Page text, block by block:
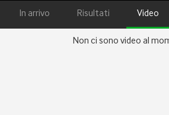
In arrivo Risultati Video
Non ci sono video al